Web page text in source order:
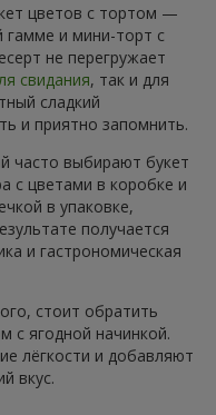
цветов с тортом —
гамме и мини-торт с
не перегружает
свидания, так и для
сладкий
и приятно запомнить.
часто выбирают букет
с цветами в коробке и
в упаковке,
получается
и гастрономическая
стоит обратить
с ягодной начинкой.
лёгкости и добавляют
вкус.